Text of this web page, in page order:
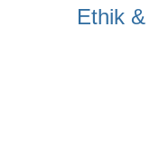
Ethik